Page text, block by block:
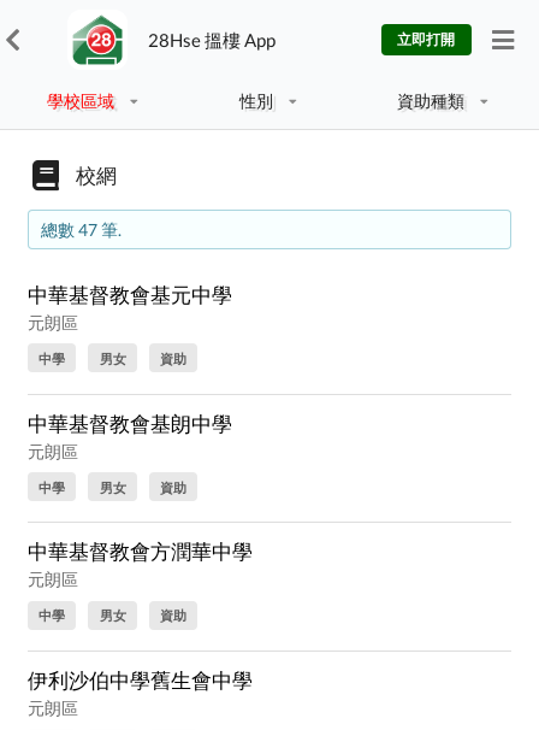
28Hse 搵樓 App 立即打開
學校區域 性別 資助種類
校網
總數 47 筆.
中華基督教會基元中學
元朗區
中學 男女 資助
中華基督教會基朗中學
元朗區
中學 男女 資助
中華基督教會方潤華中學
元朗區
中學 男女 資助
伊利沙伯中學舊生會中學
元朗區